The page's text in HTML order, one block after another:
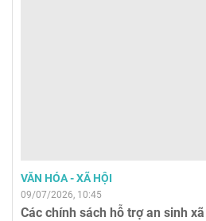
VĂN HÓA - XÃ HỘI
09/07/2026, 10:45
Các chính sách hỗ trợ an sinh